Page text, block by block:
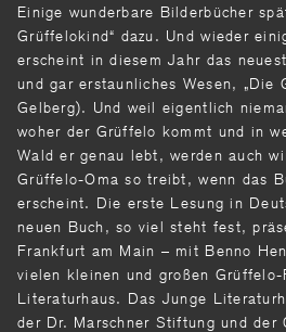
Einige wunderbare Bilderbücher
Grüffelokind“ dazu. Und wieder
erscheint in diesem Jahr das
und gar erstaun­liches Wesen, „Die
Gel­berg). Und weil eigentlich
woher der Grüffelo kommt und in
Wald er genau lebt, werden auch
Grüffelo-Oma so treibt, wenn das
erscheint. Die erste Lesung in
neuen Buch, so viel steht fest,
Frankfurt am Main – mit Benno
vielen kleinen und großen Grüffelo-
Literaturhaus. Das Junge
der Dr. Marschner Stiftung und der